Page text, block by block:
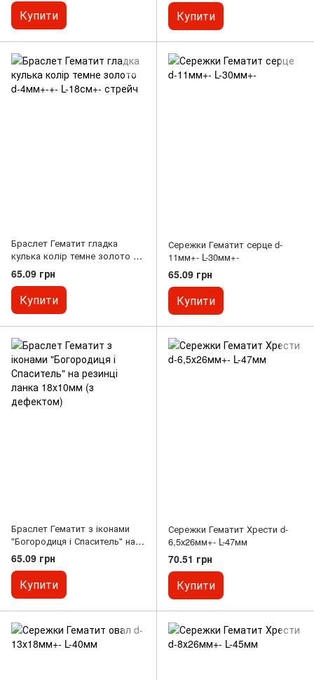
Купити Купити
Браслет Гематит гладка
кулька колір темне золото d-
4мм+-+- L-18см+- стрейч
65.09 грн
Купити
Сережки Гематит серце d-
11мм+- L-30мм+-
65.09 грн
Купити
Браслет Гематит з іконами
"Богородиця і Спаситель" на
резинці ланка 18х10мм (з
дефектом)
65.09 грн
Купити
Сережки Гематит Хрести d-
6,5х26мм+- L-47мм
70.51 грн
Купити